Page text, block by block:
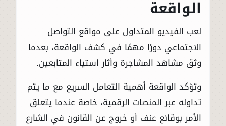
الواقعة
لعب الفيديو المتداول على مواقع التواصل
الاجتماعي دورًا مهمًا في كشف الواقعة، بعدما
وثق مشاهد المشاجرة وأثار استياء المتابعين.
وتؤكد الواقعة أهمية التعامل السريع مع ما يتم
تداوله عبر المنصات الرقمية، خاصة عندما يتعلق
الأمر بوقائع عنف أو خروج عن القانون في الشارع